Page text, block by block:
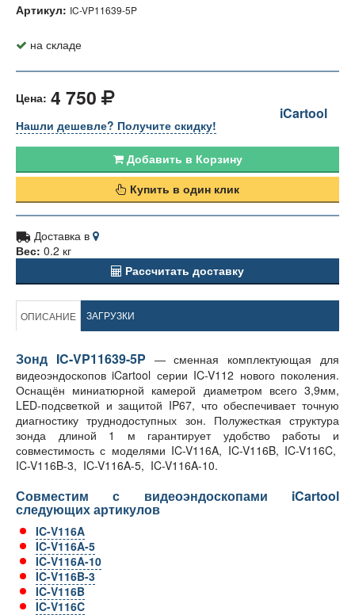
Артикул: IC-VP11639-5P
на складе
Цена: 4 750
iCartool
Нашли дешевле? Получите скидку!
Добавить в Корзину
Купить в один клик
Доставка в
Вес: 0.2 кг
Рассчитать доставку
ОПИСАНИЕ ЗАГРУЗКИ
Зонд IC-VP11639-5P ― сменная комплектующая для
видеоэндоскопов iCartool серии IC-V112 нового поколения.
Оснащён миниатюрной камерой диаметром всего 3,9мм,
LED-подсветкой и защитой IP67, что обеспечивает точную
диагностику труднодоступных зон. Полужесткая структура
зонда длиной 1 м гарантирует удобство работы и
совместимость с моделями IC-V116A, IC-V116B, IC-V116C,
IC-V116B-3, IC-V116A-5, IC-V116A-10.
Совместим с видеоэндоскопами iCartool
следующих артикулов
IC-V116A
IC-V116A-5
IC-V116A-10
IC-V116B-3
IC-V116B
IC-V116C